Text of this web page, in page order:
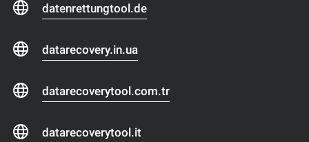
datenrettungtool.de
datarecovery.in.ua
datarecoverytool.com.tr
datarecoverytool.it